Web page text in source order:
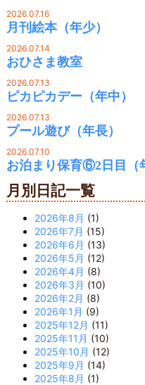
2026.07.16
月刊絵本（年少）
2026.07.14
おひさま教室
2026.07.13
ピカピカデー（年中）
2026.07.13
プール遊び（年長）
2026.07.10
お泊まり保育⑥2日目（
月別日記一覧
2026年8月 (1)
2026年7月 (15)
2026年6月 (13)
2026年5月 (12)
2026年4月 (8)
2026年3月 (10)
2026年2月 (8)
2026年1月 (9)
2025年12月 (11)
2025年11月 (10)
2025年10月 (12)
2025年9月 (14)
2025年8月 (1)